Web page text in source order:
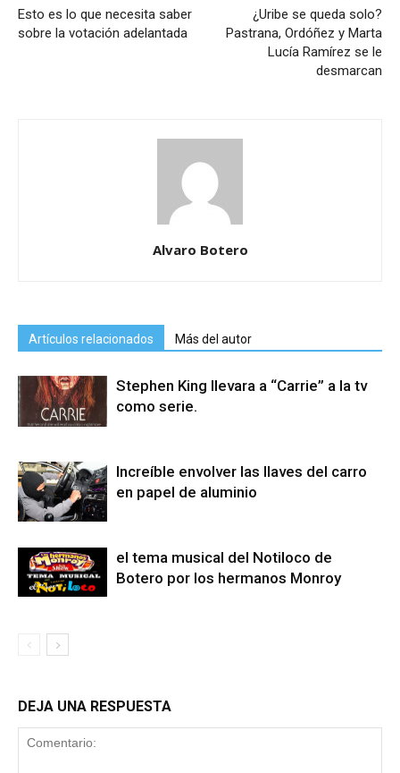
Esto es lo que necesita saber
sobre la votación adelantada
¿Uribe se queda solo?
Pastrana, Ordóñez y Marta
Lucía Ramírez se le
desmarcan
Alvaro Botero
Artículos relacionados Más del autor
Stephen King llevara a “Carrie” a la tv
como serie.
Increíble envolver las llaves del carro
en papel de aluminio
el tema musical del Notiloco de
Botero por los hermanos Monroy
DEJA UNA RESPUESTA